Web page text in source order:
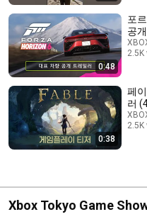
0:48
포
공
2.5K
0:38
페
러
2.5K
Xbox Tokyo Game